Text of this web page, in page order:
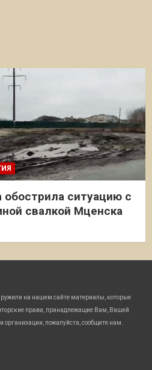
обострила ситуацию с
свалкой Мценска
на нашем сайте материалы, которые
права, принадлежащие Вам, Вашей
организации, пожалуйста, сообщите нам.